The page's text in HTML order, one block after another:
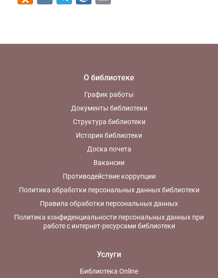
О библиотеке
График работы
Документы библиотеки
Структура библиотеки
История библиотеки
Доска почета
Вакансии
Противодействие коррупции
Политика обработки персональных данных библиотеки
Правила обработки персональных данных
Политика конфиденциальности персональных данных при
работе с интернет-ресурсами библиотеки
Услуги
Библиотека Online